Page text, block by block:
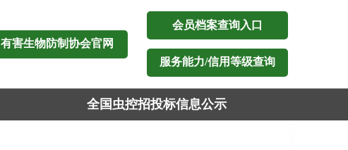
有害生物防制协会官网
服务能力/信用等级查询
会员档案查询入口
全国虫控招投标信息公示